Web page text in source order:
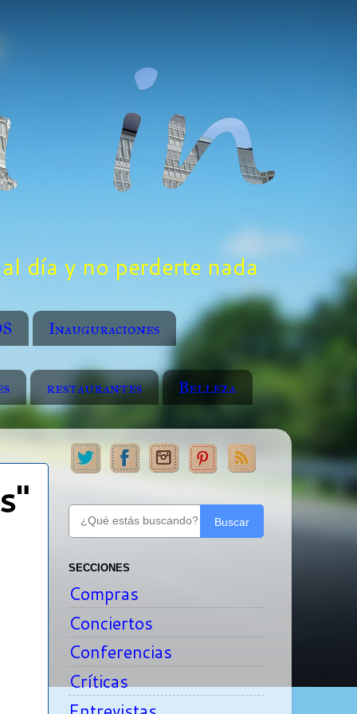
día y no perderte nada
Inauguraciones
restaurantes Belleza
Buscar
SECCIONES
Compras
Conciertos
Conferencias
Críticas